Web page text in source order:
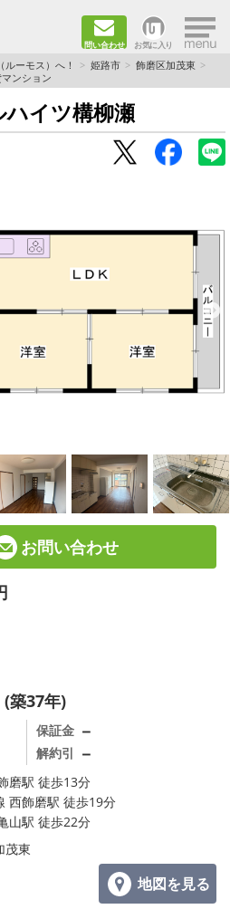
問い合わせ お気に入り ×
す
を探す
☆
ーモス）へ！ 姫路市
飾磨区加茂東
ンション
イツ構柳瀬
お問い合わせ
築37年)
保証金 －
解約引 －
磨駅 徒歩13分
西飾磨駅 徒歩19分
山駅 徒歩22分
茂東
地図を見る